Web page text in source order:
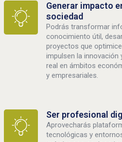
Generar impacto
sociedad
Podrás transformar
conocimiento útil,
proyectos que
impulsen la innovación
real en ámbitos
y empresariales.
Ser profesional
Aprovecharás
tecnológicas y